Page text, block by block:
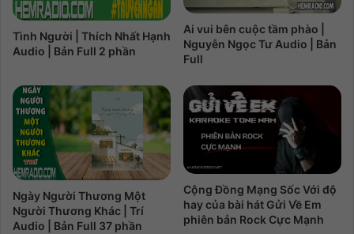
Tình Người | Thích Nhất Hạnh
Audio | Bản Full 2 phần
Ai vui bên cuộc tầm phào |
Nguyễn Ngọc Tư Audio | Bản
Full
Ngày Người Thương Một
Người Thương Khác | Trí
Audio | Bản Full 37 phần
Cộng Đồng Mạng Sốc Với độ
hay của bài hát Gửi Về Em
phiên bản Rock Cực Mạnh